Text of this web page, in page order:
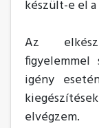
készült-e el a
Az
figyelemmel
igény
elvégzem.